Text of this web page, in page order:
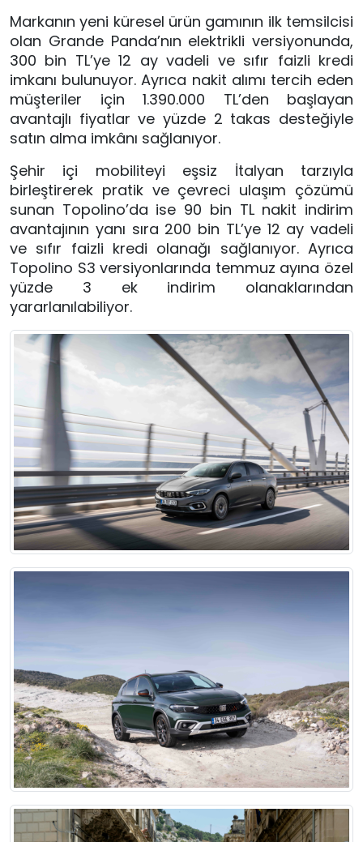
Markanın yeni küresel ürün gamının ilk temsilcisi
olan Grande Panda’nın elektrikli versiyonunda,
300 bin TL’ye 12 ay vadeli ve sıfır faizli kredi
imkanı bulunuyor. Ayrıca nakit alımı tercih eden
müşteriler için 1.390.000 TL’den başlayan
avantajlı fiyatlar ve yüzde 2 takas desteğiyle
satın alma imkânı sağlanıyor.
Şehir içi mobiliteyi eşsiz İtalyan tarzıyla
birleştirerek pratik ve çevreci ulaşım çözümü
sunan Topolino’da ise 90 bin TL nakit indirim
avantajının yanı sıra 200 bin TL’ye 12 ay vadeli
ve sıfır faizli kredi olanağı sağlanıyor. Ayrıca
Topolino S3 versiyonlarında temmuz ayına özel
yüzde 3 ek indirim olanaklarından
yararlanılabiliyor.